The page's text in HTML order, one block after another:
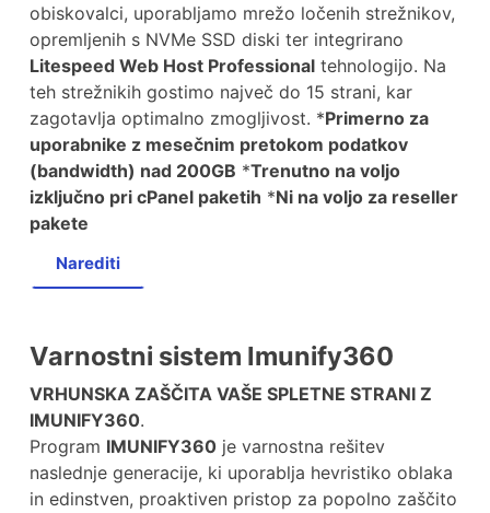
obiskovalci, uporabljamo mrežo ločenih strežnikov,
opremljenih s NVMe SSD diski ter integrirano
Litespeed Web Host Professional tehnologijo. Na
teh strežnikih gostimo največ do 15 strani, kar
zagotavlja optimalno zmogljivost. *Primerno za
uporabnike z mesečnim pretokom podatkov
(bandwidth) nad 200GB *Trenutno na voljo
izključno pri cPanel paketih *Ni na voljo za reseller
pakete
Narediti
Varnostni sistem Imunify360
VRHUNSKA ZAŠČITA VAŠE SPLETNE STRANI Z
IMUNIFY360.
Program IMUNIFY360 je varnostna rešitev
naslednje generacije, ki uporablja hevristiko oblaka
in edinstven, proaktiven pristop za popolno zaščito